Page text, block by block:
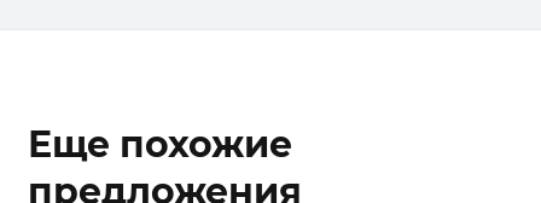
Еще похожие
предложения